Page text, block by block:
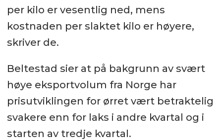
per kilo er vesentlig ned, mens
kostnaden per slaktet kilo er høyere,
skriver de.
Beltestad sier at på bakgrunn av svært
høye eksportvolum fra Norge har
prisutviklingen for ørret vært betraktelig
svakere enn for laks i andre kvartal og i
starten av tredje kvartal.